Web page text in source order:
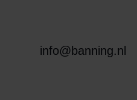
info@banning.nl